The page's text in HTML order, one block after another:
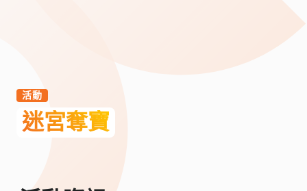
活動
迷宮奪寶